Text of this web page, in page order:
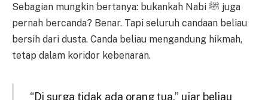
Sebagian mungkin bertanya: bukankah Nabi ﷺ juga
pernah bercanda? Benar. Tapi seluruh candaan beliau
bersih dari dusta. Canda beliau mengandung hikmah,
tetap dalam koridor kebenaran.
“Di surga tidak ada orang tua,” ujar beliau